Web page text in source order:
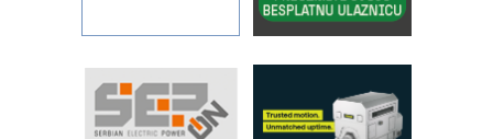
FANUC: Najbolje za vašu pametnu
automatizaciju
Efikasno upravljanje energijom
Automatizacija pakovanja · Display
(Shelf-Ready) omotnice